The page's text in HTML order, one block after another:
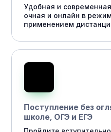
Удобная и
очная и онлайн в
применением
Поступление без
школе, ОГЭ и ЕГЭ